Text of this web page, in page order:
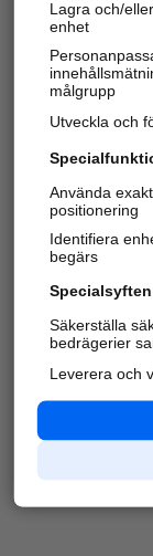
Har du
Varje
härliga
platser.
Lagra och/
enhet
målgrupp
Utveckla och
Använda
positionering
Identifiera
begärs
Specialsyften
Säkerställa
bedrägerier
Leverera och